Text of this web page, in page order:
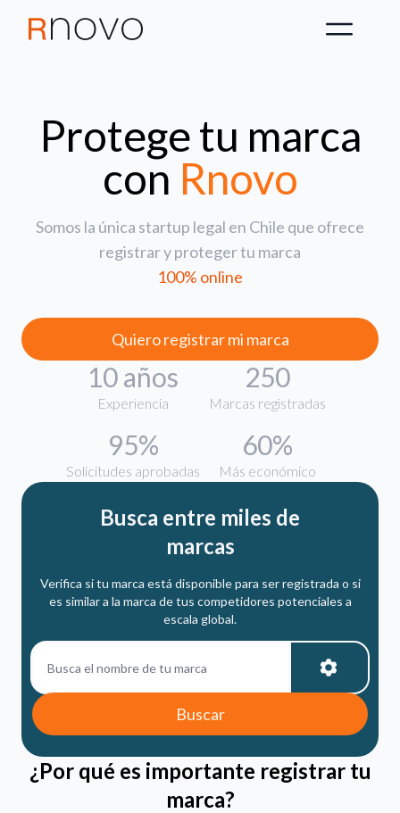
Protege tu marca
con Rnovo
Somos la única startup legal en Chile que ofrece
registrar y proteger tu marca
100% online
Quiero registrar mi marca
10 años
Experiencia
250
Marcas registradas
95%
Solicitudes aprobadas
60%
Más económico
Busca entre miles de
marcas
Verifica si tu marca está disponible para ser registrada o si
es similar a la marca de tus competidores potenciales a
escala global.
Buscar
¿Por qué es importante registrar tu
marca?